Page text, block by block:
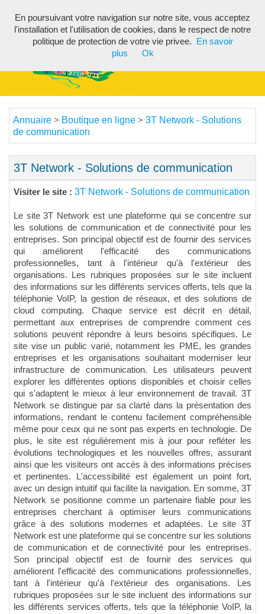
Annuaire > Boutique en ligne > 3T Network - Solutions
de communication
3T Network - Solutions de communication
Visiter le site : 3T Network - Solutions de communication
Le site 3T Network est une plateforme qui se concentre sur
les solutions de communication et de connectivité pour les
entreprises. Son principal objectif est de fournir des services
qui améliorent l'efficacité des communications
professionnelles, tant à l'intérieur qu'à l'extérieur des
organisations. Les rubriques proposées sur le site incluent
des informations sur les différents services offerts, tels que la
téléphonie VoIP, la gestion de réseaux, et des solutions de
cloud computing. Chaque service est décrit en détail,
permettant aux entreprises de comprendre comment ces
solutions peuvent répondre à leurs besoins spécifiques. Le
site vise un public varié, notamment les PME, les grandes
entreprises et les organisations souhaitant moderniser leur
infrastructure de communication. Les utilisateurs peuvent
explorer les différentes options disponibles et choisir celles
qui s'adaptent le mieux à leur environnement de travail. 3T
Network se distingue par sa clarté dans la présentation des
informations, rendant le contenu facilement compréhensible
même pour ceux qui ne sont pas experts en technologie. De
plus, le site est régulièrement mis à jour pour refléter les
évolutions technologiques et les nouvelles offres, assurant
ainsi que les visiteurs ont accès à des informations précises
et pertinentes. L'accessibilité est également un point fort,
avec un design intuitif qui facilite la navigation. En somme, 3T
Network se positionne comme un partenaire fiable pour les
entreprises cherchant à optimiser leurs communications
grâce à des solutions modernes et adaptées. Le site 3T
Network est une plateforme qui se concentre sur les solutions
de communication et de connectivité pour les entreprises.
Son principal objectif est de fournir des services qui
améliorent l'efficacité des communications professionnelles,
tant à l'intérieur qu'à l'extérieur des organisations. Les
rubriques proposées sur le site incluent des informations sur
les différents services offerts, tels que la téléphonie VoIP, la
En poursuivant votre navigation sur notre site, vous acceptez
l'installation et l'utilisation de cookies, dans le respect de notre
politique de protection de votre vie privee.
En savoir
plus
Ok